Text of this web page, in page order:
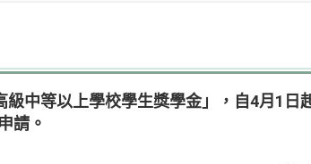
中等以上學校學生獎學金」，自4月1日
請。